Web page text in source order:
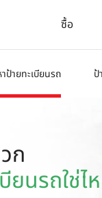
ซื้อ
ป้ายทะเบียนรถ ป้
ก
ยนรถใช่ไ